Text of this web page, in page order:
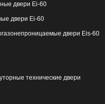
двери Ei-60
двери Ei-60
двери Eis-60
технические двери